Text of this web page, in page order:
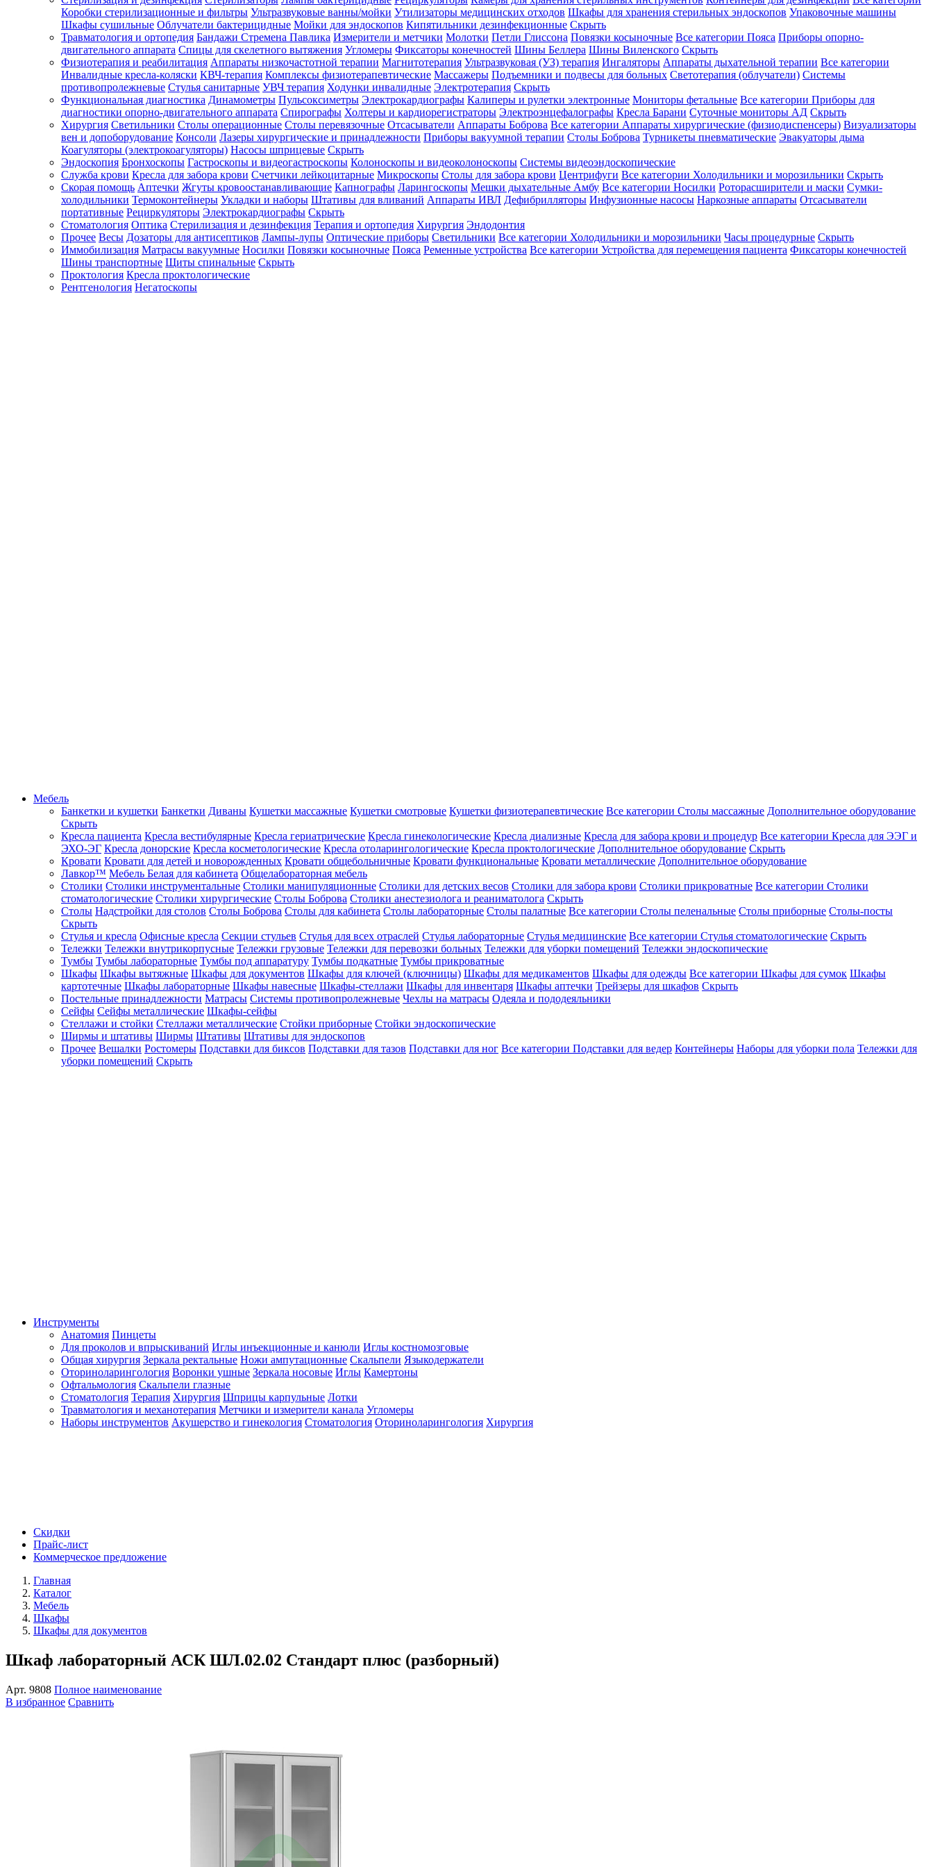
Зарегистрироваться
Зачем
регистрироваться?
Все
покупки
в
одном
месте
Личный
менеджер
Отслеживание
статуса
заказа
Коробки стерилизационные и фильтры Ультразвуковые ванны/мойки Утилизаторы медицинских отходов Шкафы для хранения стерильных эндоскопов Упаковочные машины
Шкафы сушильные Облучатели бактерицидные Мойки для эндоскопов Кипятильники дезинфекционные Скрыть
Травматология и ортопедия Бандажи Стремена Павлика Измерители и метчики Молотки Петли Глиссона Повязки косыночные Все категории Пояса Приборы опорно-
двигательного аппарата Спицы для скелетного вытяжения Угломеры Фиксаторы конечностей Шины Беллера Шины Виленского Скрыть
Физиотерапия и реабилитация Аппараты низкочастотной терапии Магнитотерапия Ультразвуковая (УЗ) терапия Ингаляторы Аппараты дыхательной терапии Все категории
Инвалидные кресла-коляски КВЧ-терапия Комплексы физиотерапевтические Массажеры Подъемники и подвесы для больных Светотерапия (облучатели) Системы
противопролежневые Стулья санитарные УВЧ терапия Ходунки инвалидные Электротерапия Скрыть
Функциональная диагностика Динамометры Пульсоксиметры Электрокардиографы Калиперы и рулетки электронные Мониторы фетальные Все категории Приборы для
диагностики опорно-двигательного аппарата Спирографы Холтеры и кардиорегистраторы Электроэнцефалографы Кресла Барани Суточные мониторы АД Скрыть
Хирургия Светильники Столы операционные Столы перевязочные Отсасыватели Аппараты Боброва Все категории Аппараты хирургические (физиодиспенсеры) Визуализаторы
вен и допоборудование Консоли Лазеры хирургические и принадлежности Приборы вакуумной терапии Столы Боброва Турникеты пневматические Эвакуаторы дыма
Коагуляторы (электрокоагуляторы) Насосы шприцевые Скрыть
Эндоскопия Бронхоскопы Гастроскопы и видеогастроскопы Колоноскопы и видеоколоноскопы Системы видеоэндоскопические
Служба крови Кресла для забора крови Счетчики лейкоцитарные Микроскопы Столы для забора крови Центрифуги Все категории Холодильники и морозильники Скрыть
Скорая помощь Аптечки Жгуты кровоостанавливающие Капнографы Ларингоскопы Мешки дыхательные Амбу Все категории Носилки Роторасширители и маски Сумки-
холодильники Термоконтейнеры Укладки и наборы Штативы для вливаний Аппараты ИВЛ Дефибрилляторы Инфузионные насосы Наркозные аппараты Отсасыватели
портативные Рециркуляторы Электрокардиографы Скрыть
Стоматология Оптика Стерилизация и дезинфекция Терапия и ортопедия Хирургия Эндодонтия
Прочее Весы Дозаторы для антисептиков Лампы-лупы Оптические приборы Светильники Все категории Холодильники и морозильники Часы процедурные Скрыть
Иммобилизация Матрасы вакуумные Носилки Повязки косыночные Пояса Ременные устройства Все категории Устройства для перемещения пациента Фиксаторы конечностей
Шины транспортные Щиты спинальные Скрыть
Проктология Кресла проктологические
Рентгенология Негатоскопы
Мебель
Банкетки и кушетки Банкетки Диваны Кушетки массажные Кушетки смотровые Кушетки физиотерапевтические Все категории Столы массажные Дополнительное оборудование
Скрыть
Кресла пациента Кресла вестибулярные Кресла гериатрические Кресла гинекологические Кресла диализные Кресла для забора крови и процедур Все категории Кресла для ЭЭГ и
ЭХО-ЭГ Кресла донорские Кресла косметологические Кресла отоларингологические Кресла проктологические Дополнительное оборудование Скрыть
Кровати Кровати для детей и новорожденных Кровати общебольничные Кровати функциональные Кровати металлические Дополнительное оборудование
Лавкор™ Мебель Белая для кабинета Общелабораторная мебель
Столики Столики инструментальные Столики манипуляционные Столики для детских весов Столики для забора крови Столики прикроватные Все категории Столики
стоматологические Столики хирургические Столы Боброва Столики анестезиолога и реаниматолога Скрыть
Столы Надстройки для столов Столы Боброва Столы для кабинета Столы лабораторные Столы палатные Все категории Столы пеленальные Столы приборные Столы-посты
Скрыть
Стулья и кресла Офисные кресла Секции стульев Стулья для всех отраслей Стулья лабораторные Стулья медицинские Все категории Стулья стоматологические Скрыть
Тележки Тележки внутрикорпусные Тележки грузовые Тележки для перевозки больных Тележки для уборки помещений Тележки эндоскопические
Тумбы Тумбы лабораторные Тумбы под аппаратуру Тумбы подкатные Тумбы прикроватные
Шкафы Шкафы вытяжные Шкафы для документов Шкафы для ключей (ключницы) Шкафы для медикаментов Шкафы для одежды Все категории Шкафы для сумок Шкафы
картотечные Шкафы лабораторные Шкафы навесные Шкафы-стеллажи Шкафы для инвентаря Шкафы аптечки Трейзеры для шкафов Скрыть
Постельные принадлежности Матрасы Системы противопролежневые Чехлы на матрасы Одеяла и пододеяльники
Сейфы Сейфы металлические Шкафы-сейфы
Стеллажи и стойки Стеллажи металлические Стойки приборные Стойки эндоскопические
Ширмы и штативы Ширмы Штативы Штативы для эндоскопов
Прочее Вешалки Ростомеры Подставки для биксов Подставки для тазов Подставки для ног Все категории Подставки для ведер Контейнеры Наборы для уборки пола Тележки для
уборки помещений Скрыть
Инструменты
Анатомия Пинцеты
Для проколов и впрыскиваний Иглы инъекционные и канюли Иглы костномозговые
Общая хирургия Зеркала ректальные Ножи ампутационные Скальпели Языкодержатели
Оториноларингология Воронки ушные Зеркала носовые Иглы Камертоны
Офтальмология Скальпели глазные
Стоматология Терапия Хирургия Шприцы карпульные Лотки
Травматология и механотерапия Метчики и измерители канала Угломеры
Наборы инструментов Акушерство и гинекология Стоматология Оториноларингология Хирургия
Скидки
Прайс-лист
Коммерческое предложение
Главная
Каталог
Мебель
Шкафы
Шкафы для документов
Шкаф лабораторный АСК ШЛ.02.02 Стандарт плюс (разборный)
Арт. 9808 Полное наименование
В избранное Сравнить